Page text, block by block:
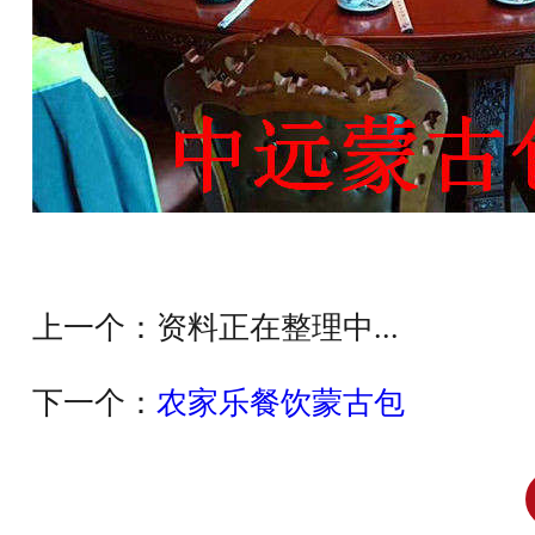
上一个： 资料正在整理中...
下一个： 农家乐餐饮蒙古包